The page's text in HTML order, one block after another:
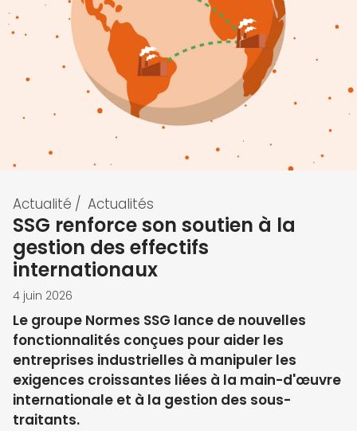
Actualité / Actualités
SSG renforce son soutien à la
gestion des effectifs
internationaux
4 juin 2026
Le groupe Normes SSG lance de nouvelles
fonctionnalités conçues pour aider les
entreprises industrielles à manipuler les
exigences croissantes liées à la main-d'œuvre
internationale et à la gestion des sous-
traitants.